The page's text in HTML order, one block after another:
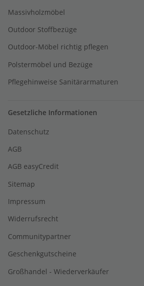
Massivholzmöbel
Outdoor Stoffbezüge
Outdoor-Möbel richtig pflegen
Polstermöbel und Bezüge
Pflegehinweise Sanitärarmaturen
Gesetzliche Informationen
Datenschutz
AGB
AGB easyCredit
Sitemap
Impressum
Widerrufsrecht
Communitypartner
Geschenkgutscheine
Großhandel - Wiederverkäufer